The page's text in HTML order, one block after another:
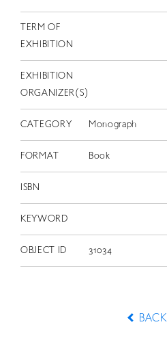
TERM OF
EXHIBITION
EXHIBITION
ORGANIZER(S)
CATEGORY Monograph
FORMAT Book
ISBN
KEYWORD
OBJECT ID 31034
BACK